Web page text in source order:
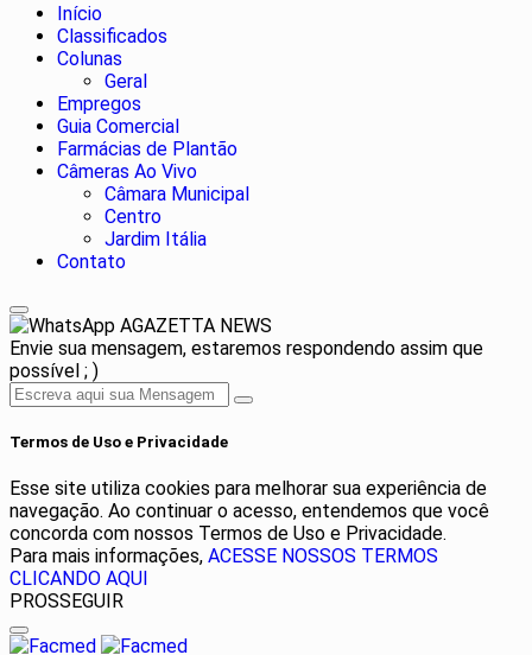
Início
Classificados
Colunas
Geral
Empregos
Guia Comercial
Farmácias de Plantão
Câmeras Ao Vivo
Câmara Municipal
Centro
Jardim Itália
Contato
AGAZETTA NEWS
Envie sua mensagem, estaremos respondendo assim que
possível ; )
Termos de Uso e Privacidade
Esse site utiliza cookies para melhorar sua experiência de
navegação. Ao continuar o acesso, entendemos que você
concorda com nossos Termos de Uso e Privacidade.
Para mais informações, ACESSE NOSSOS TERMOS
CLICANDO AQUI
PROSSEGUIR